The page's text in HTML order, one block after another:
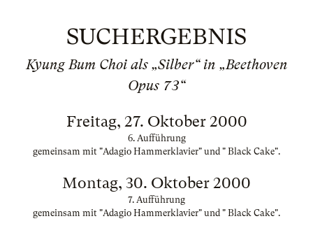
SUCHERGEBNIS
Kyung Bum Choi als „Silber“ in „Beethoven
Opus 73“
Freitag, 27. Oktober 2000
6. Aufführung
gemeinsam mit "Adagio Hammerklavier" und " Black Cake".
Montag, 30. Oktober 2000
7. Aufführung
gemeinsam mit "Adagio Hammerklavier" und " Black Cake".